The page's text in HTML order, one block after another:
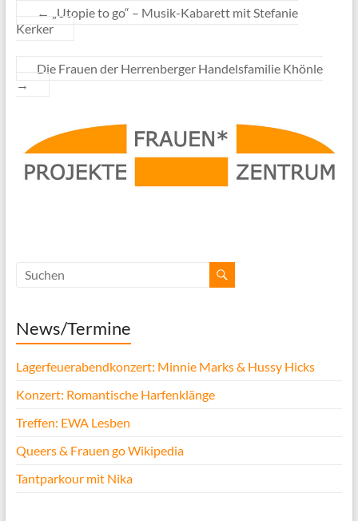
←
„Utopie to go“ – Musik-Kabarett mit Stefanie
Kerker
Die Frauen der Herrenberger Handelsfamilie Khönle
→
News/Termine
Lagerfeuerabendkonzert: Minnie Marks & Hussy Hicks
Konzert: Romantische Harfenklänge
Treffen: EWA Lesben
Queers & Frauen go Wikipedia
Tantparkour mit Nika